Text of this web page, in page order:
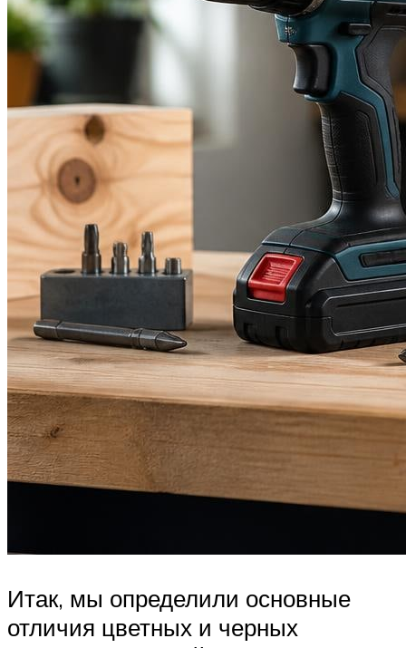
Итак, мы определили основные
отличия цветных и черных